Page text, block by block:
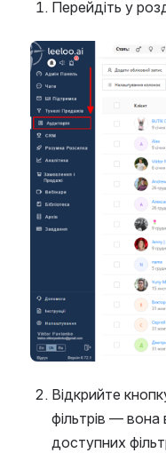
Перейдіть у
Open
Відкрийте
фільтрів — вона
доступних